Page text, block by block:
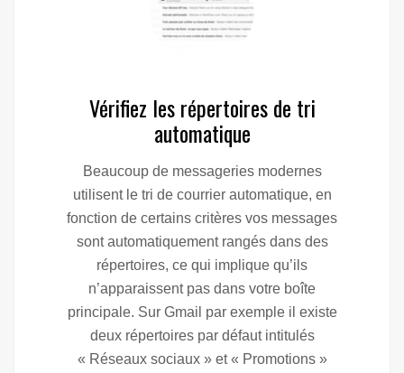
Vérifiez les répertoires de tri
automatique
Beaucoup de messageries modernes
utilisent le tri de courrier automatique, en
fonction de certains critères vos messages
sont automatiquement rangés dans des
répertoires, ce qui implique qu’ils
n’apparaissent pas dans votre boîte
principale. Sur Gmail par exemple il existe
deux répertoires par défaut intitulés
« Réseaux sociaux » et « Promotions »